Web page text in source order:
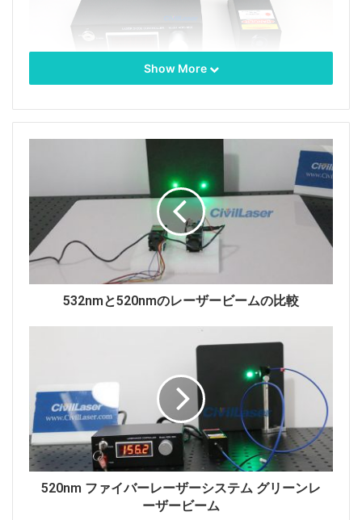
Show More
532nmと520nmのレーザービームの比較
520nm ファイバーレーザーシステム グリーンレ
ーザービーム